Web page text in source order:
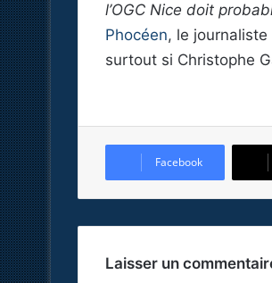
l’OGC Nice doit
Phocéen, le journaliste
surtout si Christophe
Facebook
Laisser un